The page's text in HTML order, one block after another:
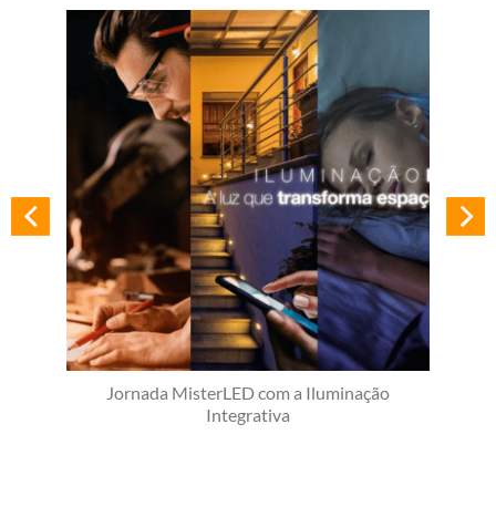
Jornada MisterLED com a Iluminação
Integrativa